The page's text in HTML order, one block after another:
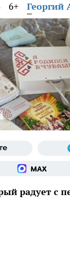
6+ Георгий
радует с